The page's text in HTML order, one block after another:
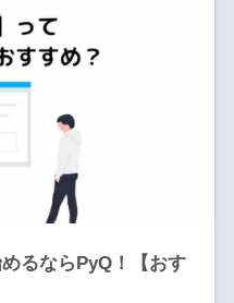
るならPyQ！【おす